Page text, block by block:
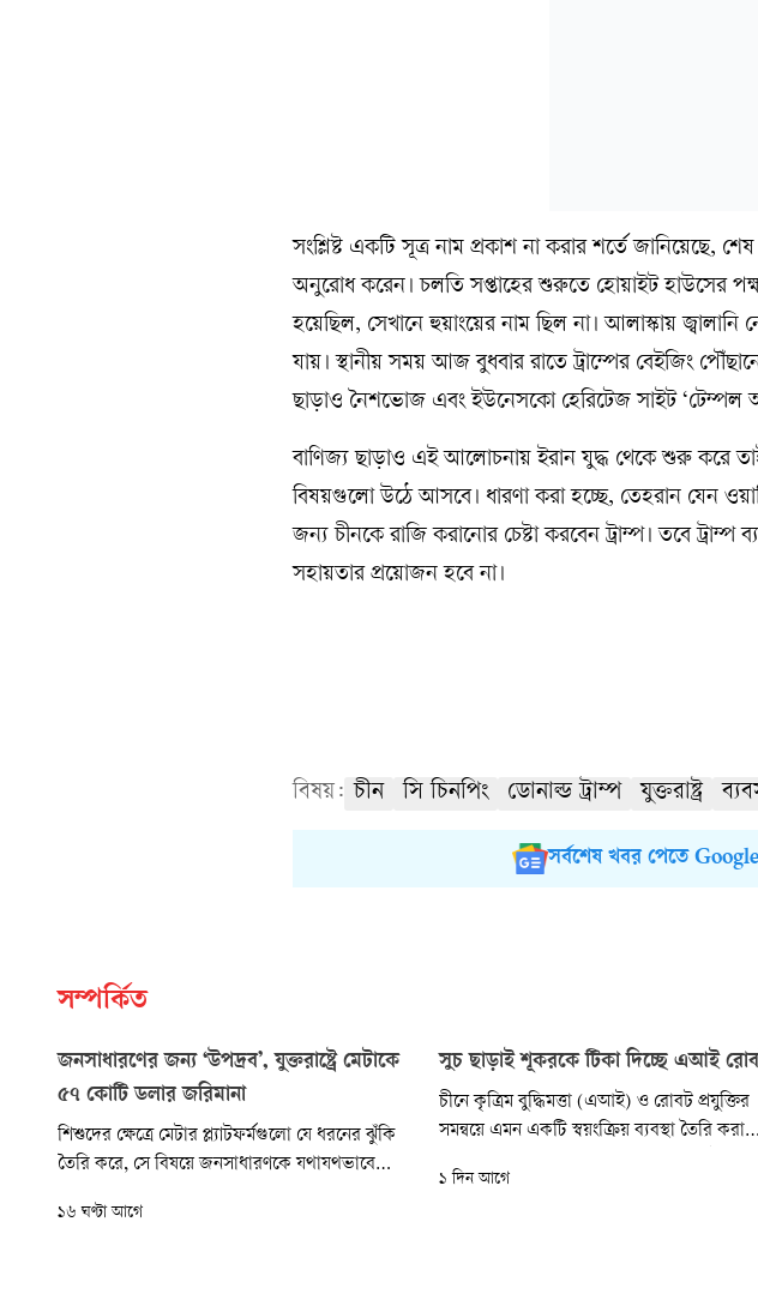
সংশ্লিষ্ট একটি সূত্র নাম প্রকাশ না করার শর্তে জানিয়েছে,
অনুরোধ করেন। চলতি সপ্তাহের শুরুতে হোয়াইট হাউসের পক্ষ
হয়েছিল, সেখানে হুয়াংয়ের নাম ছিল না। আলাস্কায়
যায়। স্থানীয় সময় আজ বুধবার রাতে ট্রাম্পের বেইজিং
ছাড়াও নৈশভোজ এবং ইউনেসকো হেরিটেজ সাইট ‘টেম্পল
বাণিজ্য ছাড়াও এই আলোচনায় ইরান যুদ্ধ থেকে শুরু করে
বিষয়গুলো উঠে আসবে। ধারণা করা হচ্ছে, তেহরান যেন
জন্য চীনকে রাজি করানোর চেষ্টা করবেন ট্রাম্প। তবে ট্রাম্প
সহায়তার প্রয়োজন হবে না।
বিষয়: চীন সি চিনপিং ডোনাল্ড ট্রাম্প যুক্তরাষ্ট্র
সর্বশেষ খবর পেতে
সম্পর্কিত
জনসাধারণের জন্য ‘উপদ্রব’, যুক্তরাষ্ট্রে মেটাকে
৫৭ কোটি ডলার জরিমানা
শিশুদের ক্ষেত্রে মেটার প্ল্যাটফর্মগুলো যে ধরনের ঝুঁকি
তৈরি করে, সে বিষয়ে জনসাধারণকে যথাযথভাবে
আরও প্রায় ৫৭ কোটি বা ৫৬৭ মিলিয়ন ডলার
১৬ ঘণ্টা আগে
সুচ ছাড়াই শূকরকে টিকা দিচ্ছে এআই
চীনে কৃত্রিম বুদ্ধিমত্তা (এআই) ও রোবট প্রযুক্তির
সমন্বয়ে এমন একটি স্বয়ংক্রিয় ব্যবস্থা তৈরি করা
(নিডল-ফ্রি) পদ্ধতিতে টিকা দিতে সক্ষম। বিশ্বের
১ দিন আগে